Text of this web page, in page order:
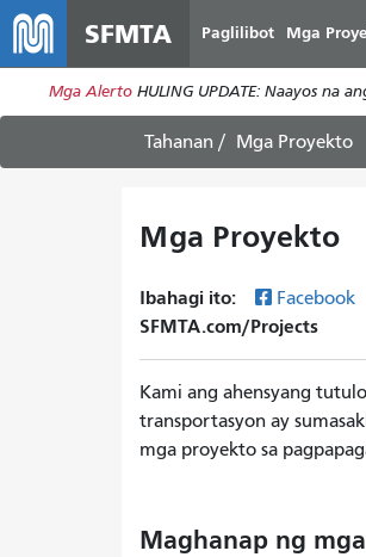
SFMTA Paglilibot Mga
Mga Alerto HULING UPDATE: Naayos na
Tahanan Mga Proyekto
Mga Proyekto
Ibahagi ito: Facebook
SFMTA.com/Projects
Kami ang ahensyang
transportasyon ay
mga proyekto sa
Maghanap ng